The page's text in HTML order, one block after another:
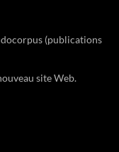
(publications
site Web.